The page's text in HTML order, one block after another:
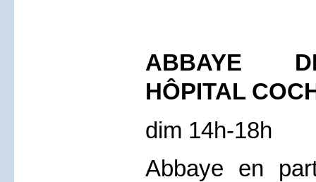
ABBAYE
HÔPITAL
dim 14h-18h
Abbaye en